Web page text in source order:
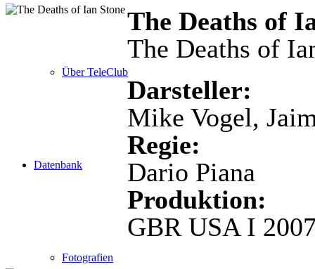
Über TeleClub
Datenbank
Fotografien
The Deaths of
The Deaths of
Darsteller:
Mike Vogel,
Regie:
Dario Piana
Produktion:
GBR USA I